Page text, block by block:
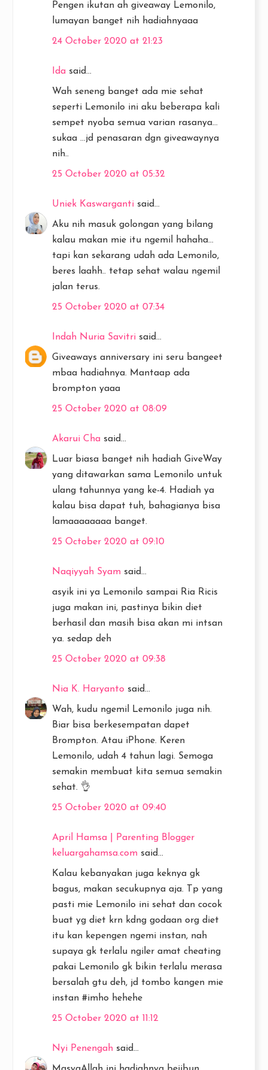
Pengen ikutan ah giveaway Lemonilo,
lumayan banget nih hadiahnyaaa
24 October 2020 at 21:23
Ida said...
Wah seneng banget ada mie sehat
seperti Lemonilo ini aku beberapa kali
sempet nyoba semua varian rasanya...
sukaa ...jd penasaran dgn giveawaynya
nih..
25 October 2020 at 05:32
Uniek Kaswarganti said...
Aku nih masuk golongan yang bilang
kalau makan mie itu ngemil hahaha...
tapi kan sekarang udah ada Lemonilo,
beres laahh.. tetap sehat walau ngemil
jalan terus.
25 October 2020 at 07:34
Indah Nuria Savitri said...
Giveaways anniversary ini seru bangeet
mbaa hadiahnya. Mantaap ada
brompton yaaa
25 October 2020 at 08:09
Akarui Cha said...
Luar biasa banget nih hadiah GiveWay
yang ditawarkan sama Lemonilo untuk
ulang tahunnya yang ke-4. Hadiah ya
kalau bisa dapat tuh, bahagianya bisa
lamaaaaaaaa banget.
25 October 2020 at 09:10
Naqiyyah Syam said...
asyik ini ya Lemonilo sampai Ria Ricis
juga makan ini, pastinya bikin diet
berhasil dan masih bisa akan mi intsan
ya. sedap deh
25 October 2020 at 09:38
Nia K. Haryanto said...
Wah, kudu ngemil Lemonilo juga nih.
Biar bisa berkesempatan dapet
Brompton. Atau iPhone. Keren
Lemonilo, udah 4 tahun lagi. Semoga
semakin membuat kita semua semakin
sehat. 👌
25 October 2020 at 09:40
April Hamsa | Parenting Blogger
keluargahamsa.com said...
Kalau kebanyakan juga keknya gk
bagus, makan secukupnya aja. Tp yang
pasti mie Lemonilo ini sehat dan cocok
buat yg diet krn kdng godaan org diet
itu kan kepengen ngemi instan, nah
supaya gk terlalu ngiler amat cheating
pakai Lemonilo gk bikin terlalu merasa
bersalah gtu deh, jd tombo kangen mie
instan #imho hehehe
25 October 2020 at 11:12
Nyi Penengah said...